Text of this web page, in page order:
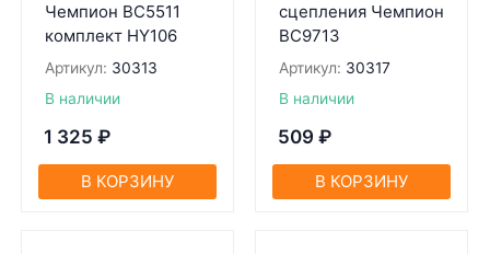
Чемпион BC5511
комплект HY106
Артикул: 30313
В наличии
1 325 ₽
В КОРЗИНУ
сцепления Чемпион
BC9713
Артикул: 30317
В наличии
509 ₽
В КОРЗИНУ